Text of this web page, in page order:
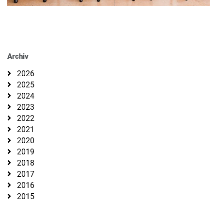
Archiv
2026
2025
2024
2023
2022
2021
2020
2019
2018
2017
2016
2015